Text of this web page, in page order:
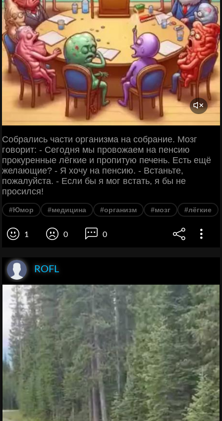
Собрались части организма на собрание. Мозг
говорит: - Сегодня мы провожаем на пенсию
прокуренные лёгкие и пропитую печень. Есть ещё
желающие? - Я хочу на пенсию. - Встаньте,
пожалуйста. - Если бы я мог встать, я бы не
просился!
#Юмор #медицина #организм #мозг #лёгкие
1 0 0
ROFL